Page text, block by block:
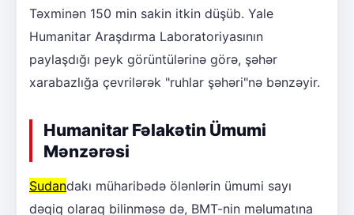
Təxminən 150 min sakin itkin düşüb. Yale
Humanitar Araşdırma Laboratoriyasının
paylaşdığı peyk görüntülərinə görə, şəhər
xarabazlığa çevrilərək "ruhlar şəhəri"nə bənzəyir.
Humanitar Fəlakətin Ümumi
Mənzərəsi
Sudandakı müharibədə ölənlərin ümumi sayı
dəqiq olaraq bilinməsə də, BMT-nin məlumatına